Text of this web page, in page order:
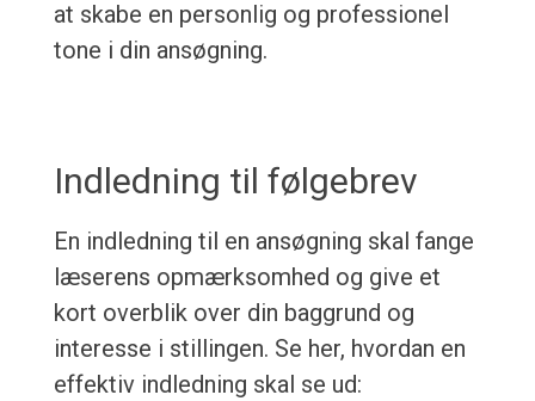
at skabe en personlig og professionel
tone i din ansøgning.
Indledning til følgebrev
En indledning til en ansøgning skal fange
læserens opmærksomhed og give et
kort overblik over din baggrund og
interesse i stillingen. Se her, hvordan en
effektiv indledning skal se ud: